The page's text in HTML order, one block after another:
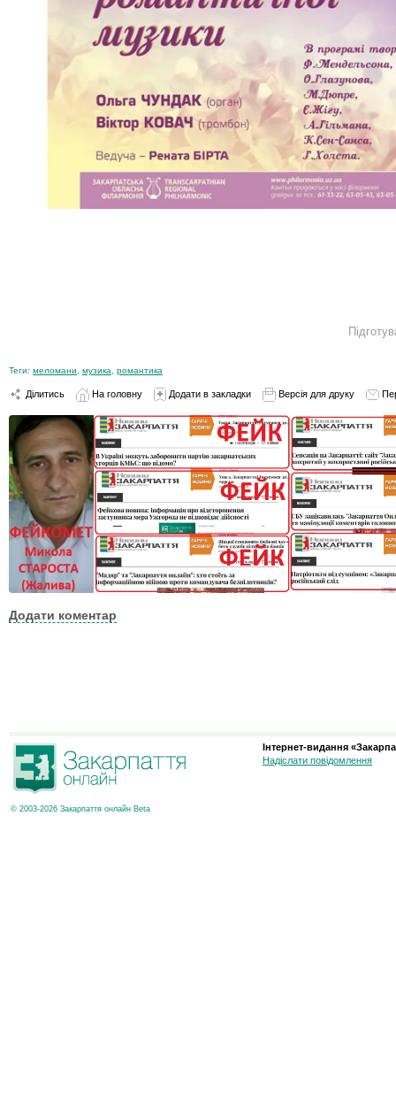
Теги: меломани музика романтика
Ділитись На головну Додати в закладки Версія для друку
Додати коментар
© 2003-2026 Закарпаття онлайн Beta
Інтернет-видання
Надіслати повідомлення